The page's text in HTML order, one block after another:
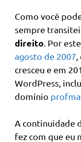
Como você
sempre transitei
direito . Por
agosto de 2007
cresceu e em
WordPress,
domínio
A continuidade
fez com que eu